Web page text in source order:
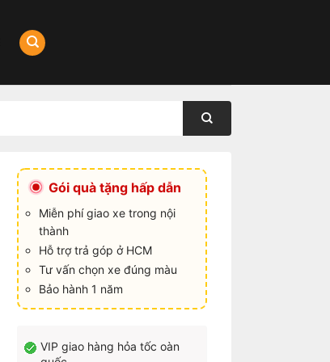
Gói quà tặng hấp dẫn
Miễn phí giao xe trong nội
thành
Hỗ trợ trả góp ở HCM
Tư vấn chọn xe đúng màu
Bảo hành 1 năm
VIP giao hàng hỏa tốc oàn